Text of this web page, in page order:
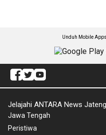
Unduh Mobile
Jelajahi ANTARA News Jateng
Jawa Tengah
Peristiwa